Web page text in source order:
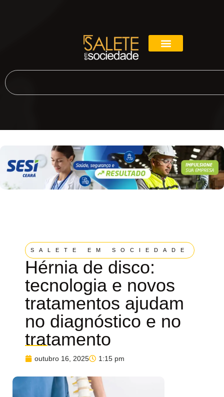
SALETE EM SOCIEDADE
Hérnia de disco:
tecnologia e novos
tratamentos ajudam
no diagnóstico e no
tratamento
outubro 16, 2025 1:15 pm